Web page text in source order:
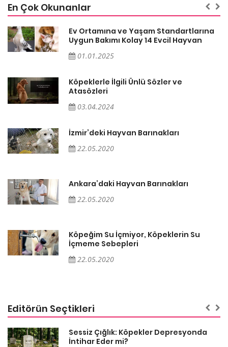
En Çok Okunanlar
Ev Ortamına ve Yaşam Standartlarına
Uygun Bakımı Kolay 14 Evcil Hayvan
01.01.2025
Köpeklerle İlgili Ünlü Sözler ve
Atasözleri
03.04.2024
İzmir’deki Hayvan Barınakları
22.05.2020
Ankara’daki Hayvan Barınakları
22.05.2020
Köpeğim Su İçmiyor, Köpeklerin Su
İçmeme Sebepleri
22.05.2020
Editörün Seçtikleri
Sessiz Çığlık: Köpekler Depresyonda
İntihar Eder mi?